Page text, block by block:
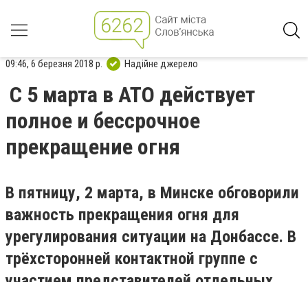
09:46, 6 березня 2018 р. Надійне джерело
С 5 марта в АТО действует
полное и бессрочное
прекращение огня
В пятницу, 2 марта, в Минске обговорили
важность прекращения огня для
урегулирования ситуации на Донбассе. В
трёхсторонней контактной группе с